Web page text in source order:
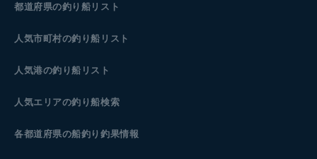
都道府県の釣り船リスト
人気市町村の釣り船リスト
人気港の釣り船リスト
人気エリアの釣り船検索
各都道府県の船釣り釣果情報